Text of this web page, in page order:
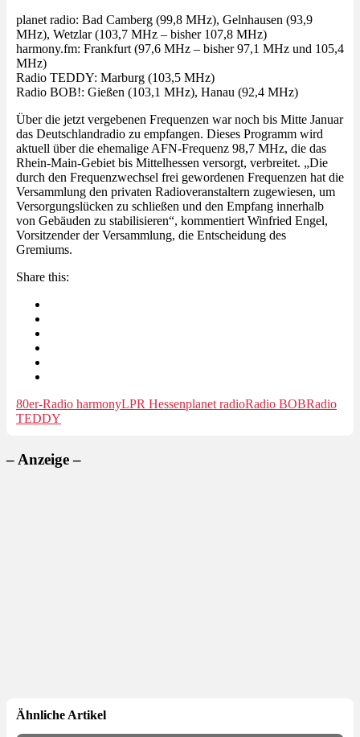
planet radio: Bad Camberg (99,8 MHz), Gelnhausen (93,9
MHz), Wetzlar (103,7 MHz – bisher 107,8 MHz)
harmony.fm: Frankfurt (97,6 MHz – bisher 97,1 MHz und 105,4
MHz)
Radio TEDDY: Marburg (103,5 MHz)
Radio BOB!: Gießen (103,1 MHz), Hanau (92,4 MHz)
Über die jetzt vergebenen Frequenzen war noch bis Mitte Januar
das Deutschlandradio zu empfangen. Dieses Programm wird
aktuell über die ehemalige AFN-Frequenz 98,7 MHz, die das
Rhein-Main-Gebiet bis Mittelhessen versorgt, verbreitet. „Die
durch den Frequenzwechsel frei gewordenen Frequenzen hat die
Versammlung den privaten Radioveranstaltern zugewiesen, um
Versorgungslücken zu schließen und den Empfang innerhalb
von Gebäuden zu stabilisieren“, kommentiert Winfried Engel,
Vorsitzender der Versammlung, die Entscheidung des
Gremiums.
Share this:
80er-Radio harmonyLPR Hessenplanet radioRadio BOBRadio
TEDDY
– Anzeige –
Ähnliche Artikel